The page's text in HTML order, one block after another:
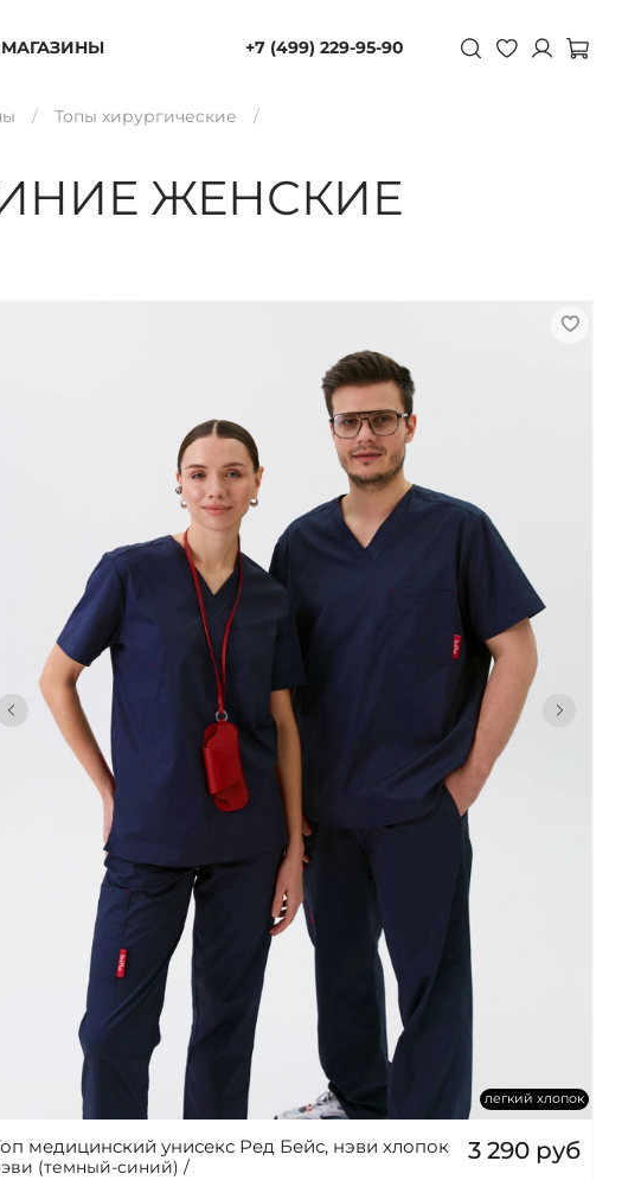
МАГАЗИНЫ +7 (499) 229-95-90
Топы хирургические
ЖЕНСКИЕ
легкий хлопок
медицинский унисекс Ред Бейс, нэви хлопок
(темный-синий) /
3 290 руб